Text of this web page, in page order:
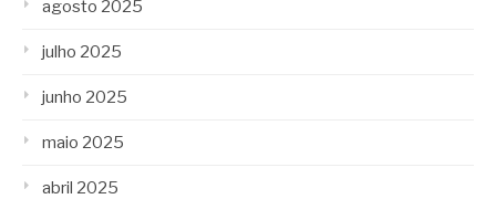
agosto 2025
julho 2025
junho 2025
maio 2025
abril 2025